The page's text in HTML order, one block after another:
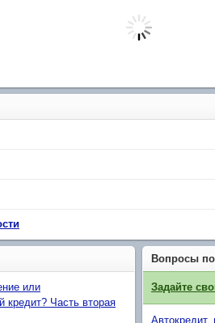
или
кредит? Часть вторая
Вопросы
Задайте
Автокредит,